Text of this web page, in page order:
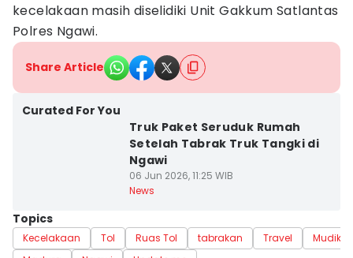
kecelakaan masih diselidiki Unit Gakkum Satlantas
Polres Ngawi.
Share Article
Curated For You
Truk Paket Seruduk Rumah
Setelah Tabrak Truk Tangki di
Ngawi
06 Jun 2026, 11:25 WIB
News
Topics
Kecelakaan Tol Ruas Tol tabrakan Travel
Mudik